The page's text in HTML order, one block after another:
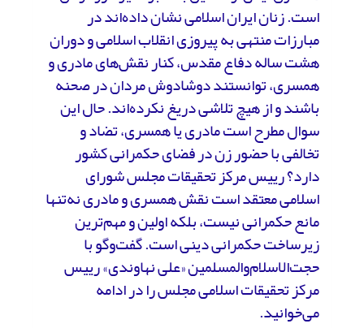
است. زنان ایران اسلامی نشان داده‌اند در
مبارزات منتهی به پیروزی انقلاب اسلامی و دوران
هشت ساله دفاع مقدس، کنار نقش‌های مادری و
همسری، توانستند دوشادوش مردان در صحنه
باشند و از هیچ تلاشی دریغ نکرده‌اند. حال این
سوال مطرح است مادری یا همسری، تضاد و
تخالفی با حضور زن در فضای حکمرانی کشور
دارد؟ رییس مرکز تحقیقات مجلس شورای
اسلامی معتقد است نقش همسری و مادری نه‌تنها
مانع حکمرانی نیست، بلکه اولین و مهم‌ترین
زیرساخت حکمرانی دینی است. گفت‌وگو با
حجت‌الاسلام‌و‌المسلمین «علی نهاوندی» رییس
مرکز تحقیقات اسلامی مجلس را در ادامه
می‌خوانید.